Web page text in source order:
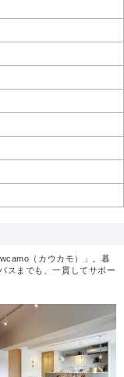
（カウカモ）」。暮
スまでも、一貫してサポー